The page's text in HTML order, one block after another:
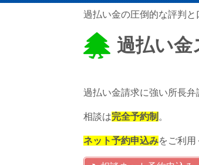
過払い金の圧倒的な評判
過払い金
過払い金請求に強い所長弁
相談は完全予約制 。
ネット予約申込みをご利用